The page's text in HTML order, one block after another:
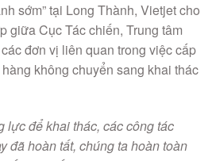
sớm” tại Long Thành, Vietjet cho
giữa Cục Tác chiến, Trung tâm
đơn vị liên quan trong việc cấp
không chuyển sang khai thác
lực để khai thác, các công tác
đã hoàn tất, chúng ta hoàn toàn